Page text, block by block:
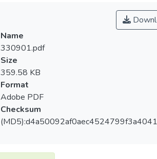
Name
330901.pdf
Size
359.58 KB
Format
Adobe PDF
Checksum